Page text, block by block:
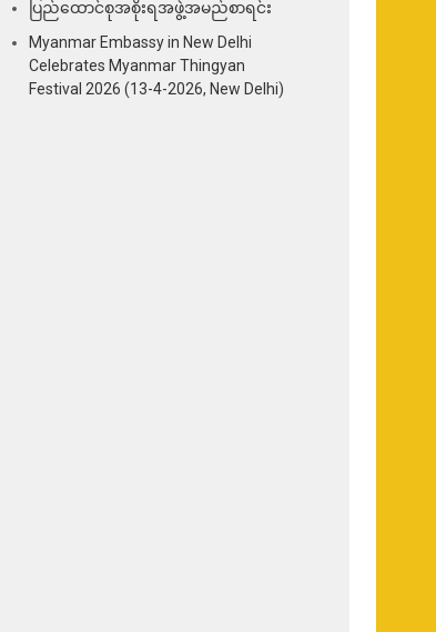
ပြည်ထောင်စုအစိုးရအဖွဲ့အမည်စာရင်း
Myanmar Embassy in New Delhi
Celebrates Myanmar Thingyan
Festival 2026 (13-4-2026, New Delhi)